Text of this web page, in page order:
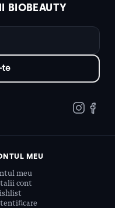
BIOBEAUTY
MEU
meu
cont